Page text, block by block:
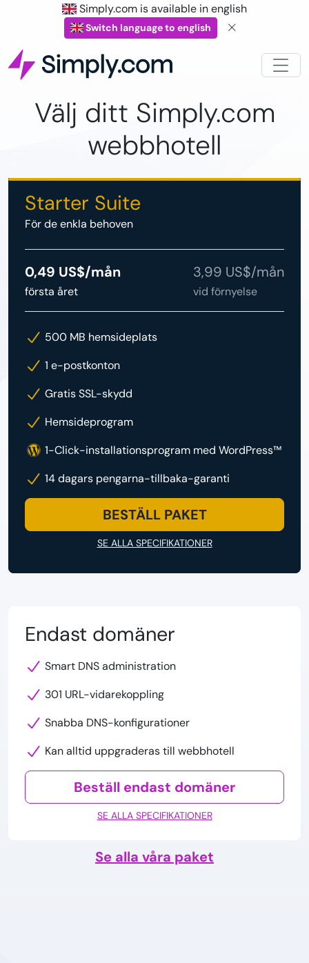
Simply.com is available in english
Switch language to english
Välj ditt Simply.com
webbhotell
Starter Suite
För de enkla behoven
0,49 US$/mån
första året
3,99 US$/mån
vid förnyelse
500 MB hemsideplats
1 e-postkonton
Gratis SSL-skydd
Hemsideprogram
1-Click-installationsprogram med WordPress™
14 dagars pengarna-tillbaka-garanti
BESTÄLL PAKET
SE ALLA SPECIFIKATIONER
Endast domäner
Smart DNS administration
301 URL-vidarekoppling
Snabba DNS-konfigurationer
Kan alltid uppgraderas till webbhotell
Beställ endast domäner
SE ALLA SPECIFIKATIONER
Se alla våra paket